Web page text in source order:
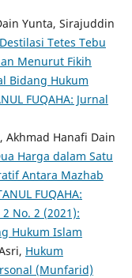
Yunta, Sirajuddin
Tetes Tebu
Menurut Fikih
Bidang Hukum
FUQAHA: Jurnal
Akhmad Hanafi Dain
Harga dalam Satu
Antara Mazhab
FUQAHA:
No. 2 (2021):
Hukum Islam
Hukum
(Munfarid)